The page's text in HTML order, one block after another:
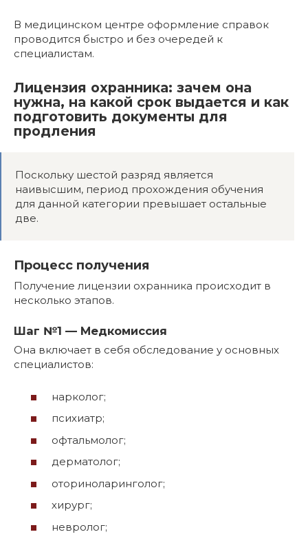
В медицинском центре оформление справок
проводится быстро и без очередей к
специалистам.
Лицензия охранника: зачем она
нужна, на какой срок выдается и как
подготовить документы для
продления
Поскольку шестой разряд является
наивысшим, период прохождения обучения
для данной категории превышает остальные
две.
Процесс получения
Получение лицензии охранника происходит в
несколько этапов.
Шаг №1 — Медкомиссия
Она включает в себя обследование у основных
специалистов:
нарколог;
психиатр;
офтальмолог;
дерматолог;
оториноларинголог;
хирург;
невролог;